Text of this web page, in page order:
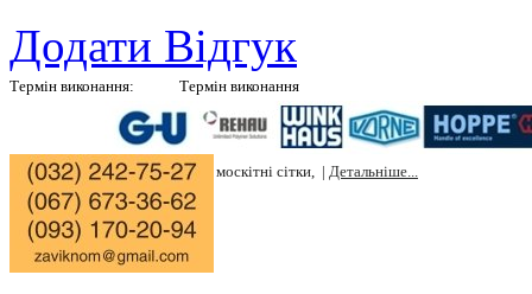
Додати Відгук
Термін виконання:
Термін виконання
Вікон в білому кольорі 10 днів, | Ролокасет 5 днів, | Жалюзі 4 дні, |
Натурального каменю мармур, граніт 7 днів, | Ціни на вікна, | Ціни
на штучний камінь, | Ціни на москітні сітки, | Детальніше...
|